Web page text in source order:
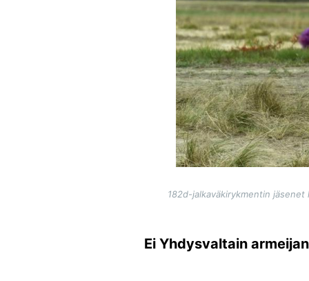
182d-jalkaväkirykmentin
Ei Yhdysvaltain